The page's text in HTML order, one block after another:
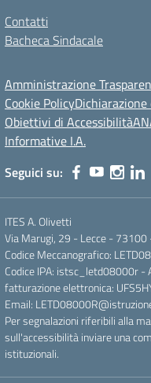
Contatti
Bacheca Sindacale
Amministrazione
Cookie Policy
Obiettivi di Accessibilità
Informative I.A.
Seguici su:
ITES A. Olivetti
Via Marugi, 29 - Lecce -
Codice Meccanografico:
Codice IPA: istsc_letd08000r -
fatturazione elettronica:
Email:
Per segnalazioni riferibili alla
sull'accessibilità inviare una
istituzionali.